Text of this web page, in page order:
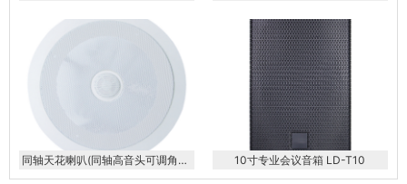
同轴天花喇叭(同轴高音头可调角度)
KS-608AP
10寸专业会议音箱 LD-T10